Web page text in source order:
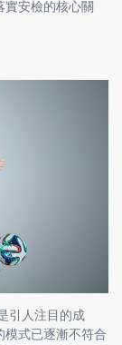
實安檢的核心關
引人注目的成
模式已逐漸不符合